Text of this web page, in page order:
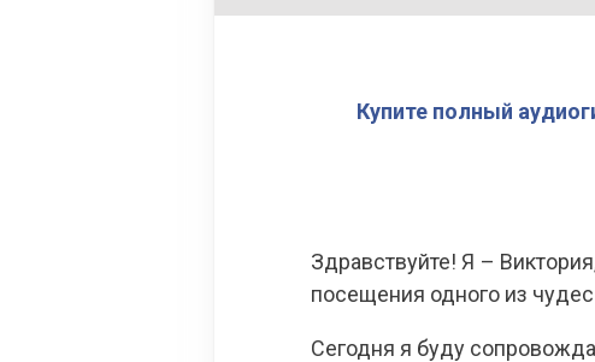
Купите полный
Здравствуйте! Я –
посещения одного из чудес
Сегодня я буду